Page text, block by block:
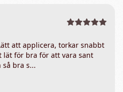
att applicera, torkar snabbt
lät för bra för att vara sant
bra s...